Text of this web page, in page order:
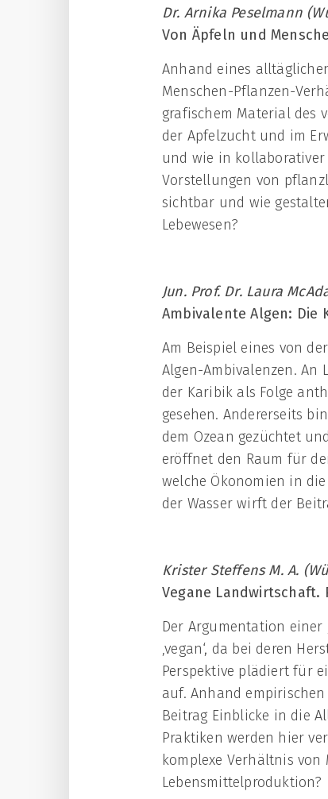
Dr. Arnika Peselmann
Von Äpfeln und
Anhand eines
Menschen-Pflanzen-
grafischem Material des
der Apfelzucht und im
und wie in kollaborativer
Vorstellungen von
sichtbar und wie
Lebewesen?
Jun. Prof. Dr. Laura
Ambivalente Algen: Die
Am Beispiel eines von
Algen-Ambivalenzen. An
der Karibik als Folge
gesehen. Andererseits
dem Ozean gezüchtet
eröffnet den Raum für
welche Ökonomien in
der Wasser wirft der
Krister Steffens M. A.
Vegane Landwirtschaft.
Der Argumentation
‚vegan‘, da bei deren
Perspektive plädiert für
auf. Anhand
Beitrag Einblicke in die
Praktiken werden hier
komplexe Verhältnis
Lebensmittelproduktion?